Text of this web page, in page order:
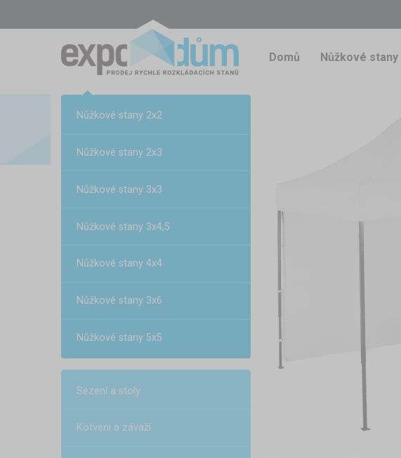
Domů Nůžkové stany
Nůžkové stany 2x2
Nůžkové stany 2x3
Nůžkové stany 3x3
Nůžkové stany 3x4,5
Nůžkové stany 4x4
Nůžkové stany 3x6
Nůžkové stany 5x5
Sezení a stoly
Kotvení a závaží